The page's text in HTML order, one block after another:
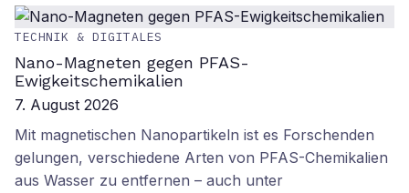
TECHNIK & DIGITALES
Nano-Magneten gegen PFAS-
Ewigkeitschemikalien
7. August 2026
Mit magnetischen Nanopartikeln ist es Forschenden
gelungen, verschiedene Arten von PFAS-Chemikalien
aus Wasser zu entfernen – auch unter